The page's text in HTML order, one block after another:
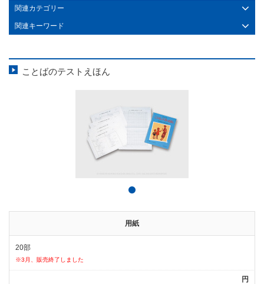
関連カテゴリー
関連キーワード
ことばのテストえほん
用紙
20部
※3月、販売終了しました
円